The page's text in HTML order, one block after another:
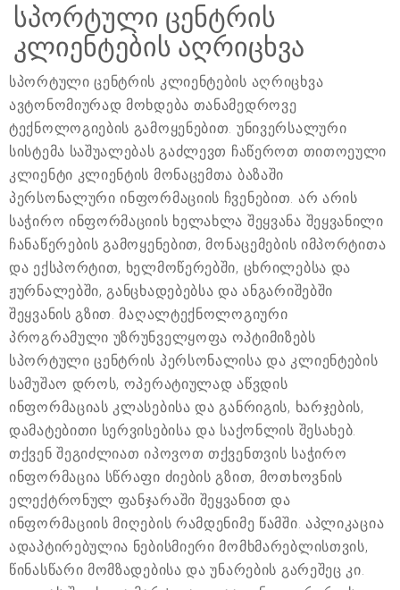
სპორტული ცენტრის
კლიენტების აღრიცხვა
სპორტული ცენტრის კლიენტების აღრიცხვა
ავტონომიურად მოხდება თანამედროვე
ტექნოლოგიების გამოყენებით. უნივერსალური
სისტემა საშუალებას გაძლევთ ჩაწეროთ თითოეული
კლიენტი კლიენტის მონაცემთა ბაზაში
პერსონალური ინფორმაციის ჩვენებით. არ არის
საჭირო ინფორმაციის ხელახლა შეყვანა შეყვანილი
ჩანაწერების გამოყენებით, მონაცემების იმპორტითა
და ექსპორტით, ხელმოწერებში, ცხრილებსა და
ჟურნალებში, განცხადებებსა და ანგარიშებში
შეყვანის გზით. მაღალტექნოლოგიური
პროგრამული უზრუნველყოფა ოპტიმიზებს
სპორტული ცენტრის პერსონალისა და კლიენტების
სამუშაო დროს, ოპერატიულად აწვდის
ინფორმაციას კლასებისა და განრიგის, ხარჯების,
დამატებითი სერვისებისა და საქონლის შესახებ.
თქვენ შეგიძლიათ იპოვოთ თქვენთვის საჭირო
ინფორმაცია სწრაფი ძიების გზით, მოთხოვნის
ელექტრონულ ფანჯარაში შეყვანით და
ინფორმაციის მიღების რამდენიმე წამში. აპლიკაცია
ადაპტირებულია ნებისმიერი მომხმარებლისთვის,
წინასწარი მომზადებისა და უნარების გარეშეც კი.